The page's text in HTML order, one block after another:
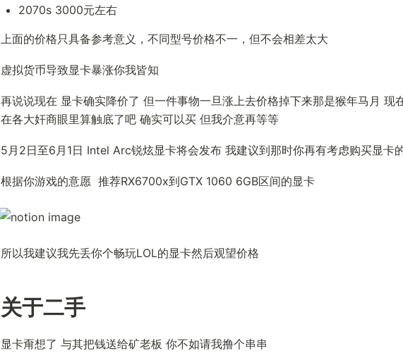
2070s 3000元左右
上面的价格只具备参考意义，不同型号价格不一，但不会相差太大
虚拟货币导致显卡暴涨你我皆知
再说说现在 显卡确实降价了 但一件事物一旦涨上去价格掉下来那是猴年马月 现
在各大奸商眼里算触底了吧 确实可以买 但我介意再等等
5月2日至6月1日 Intel Arc锐炫显卡将会发布 我建议到那时你再有考虑购买显卡
根据你游戏的意愿  推荐RX6700x到GTX 1060 6GB区间的显卡
所以我建议我先丢你个畅玩LOL的显卡然后观望价格
关于二手
显卡甭想了 与其把钱送给矿老板 你不如请我撸个串串